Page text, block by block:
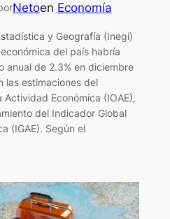
Netoen Economía
y Geografía (Inegi)
del país habría
anual de 2.3% en diciembre
las estimaciones del
Económica (IOAE),
del Indicador Global
(IGAE). Según el